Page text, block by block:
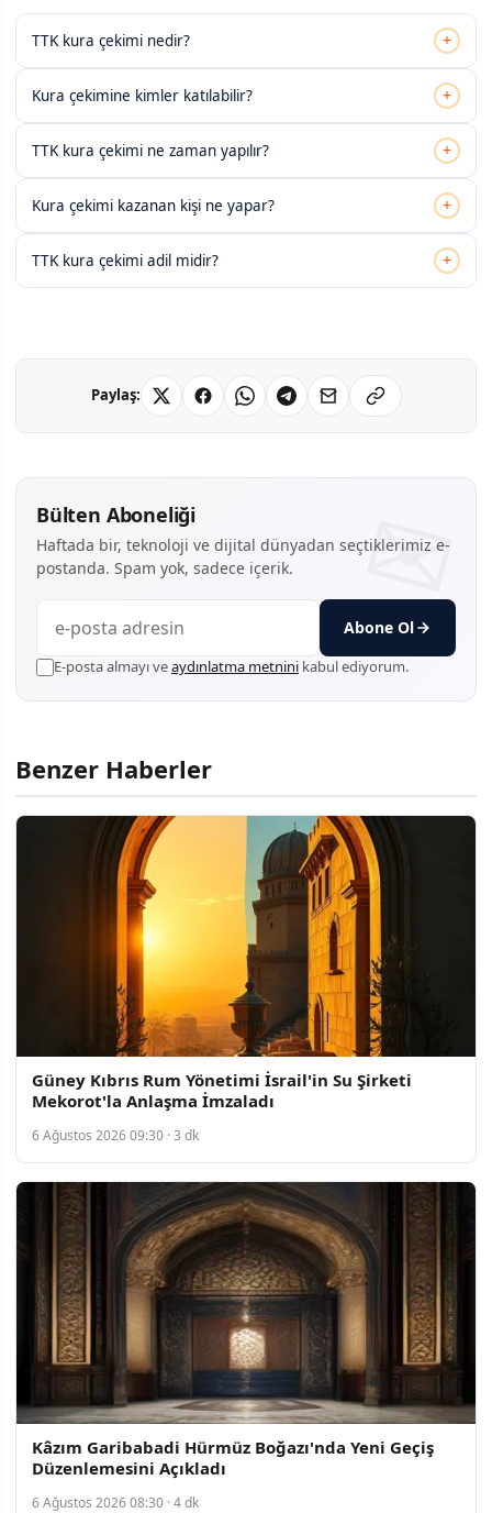
TTK kura çekimi nedir? +
Kura çekimine kimler katılabilir? +
TTK kura çekimi ne zaman yapılır? +
Kura çekimi kazanan kişi ne yapar? +
TTK kura çekimi adil midir? +
Paylaş:
Bülten Aboneliği
Haftada bir, teknoloji ve dijital dünyadan seçtiklerimiz e-
postanda. Spam yok, sadece içerik.
Abone Ol
E-posta almayı veaydınlatma metnini kabul ediyorum.
Benzer Haberler
Güney Kıbrıs Rum Yönetimi İsrail'in Su Şirketi
Mekorot'la Anlaşma İmzaladı
6 Ağustos 2026 09:30 · 3 dk
Kâzım Garibabadi Hürmüz Boğazı'nda Yeni Geçiş
Düzenlemesini Açıkladı
6 Ağustos 2026 08:30 · 4 dk